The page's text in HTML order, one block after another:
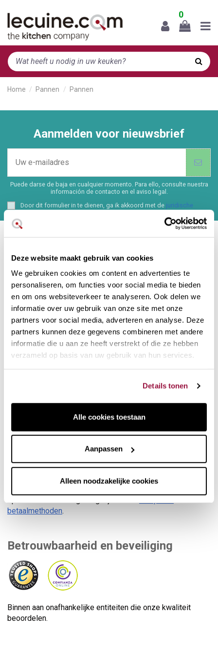
Deze website maakt gebruik van cookies
We gebruiken cookies om content en advertenties te
personaliseren, om functies voor social media te bieden
en om ons websiteverkeer te analyseren. Ook delen we
informatie over uw gebruik van onze site met onze
partners voor social media, adverteren en analyse. Deze
partners kunnen deze gegevens combineren met andere
informatie die u aan ze heeft verstrekt of die ze hebben
verzameld op basis van uw gebruik van hun services.
Details tonen
Alle cookies toestaan
Aanpassen
Alleen noodzakelijke cookies
0
Home Pannen Pannen
Aanmelden voor nieuwsbrief
Puede darse de baja en cualquier momento. Para ello, consulte nuestra
información de contacto en el aviso legal.
Door dit formulier in te dienen, ga ik akkoord met de juridische
Hoi! Chat met onze klantenservice
Social media :
Informatie
Gebruiksvoorwaarden
Bezorging
Veilig betalen
betaalmethoden.
Betrouwbaarheid en beveiliging
Binnen aan onafhankelijke entiteiten die onze kwaliteit
beoordelen.